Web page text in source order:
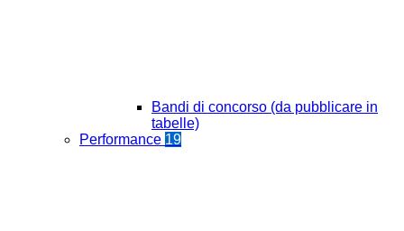
Bandi di concorso (da pubblicare in
tabelle)
Performance 19